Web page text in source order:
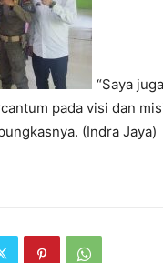
“Saya
pada visi dan
(Indra Jaya)